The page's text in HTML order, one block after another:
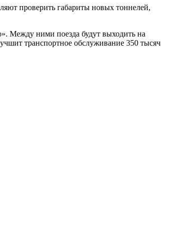
проверить габариты новых тоннелей,
Между ними поезда будут выходить на
транспортное обслуживание 350 тысяч